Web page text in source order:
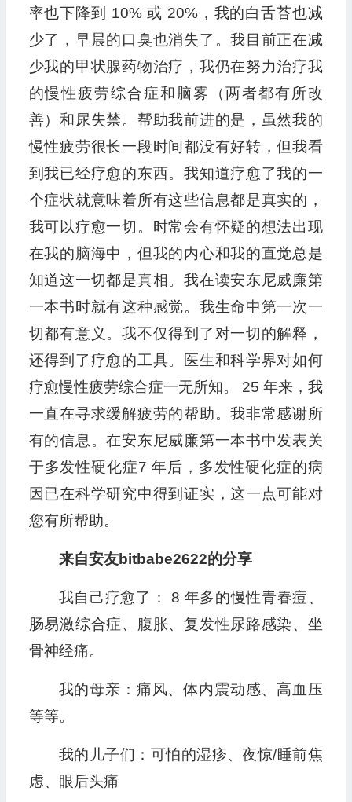
率也下降到 10% 或 20%，我的白舌苔也减
少了，早晨的口臭也消失了。我目前正在减
少我的甲状腺药物治疗，我仍在努力治疗我
的慢性疲劳综合症和脑雾（两者都有所改
善）和尿失禁。帮助我前进的是，虽然我的
慢性疲劳很长一段时间都没有好转，但我看
到我已经疗愈的东西。我知道疗愈了我的一
个症状就意味着所有这些信息都是真实的，
我可以疗愈一切。时常会有怀疑的想法出现
在我的脑海中，但我的内心和我的直觉总是
知道这一切都是真相。我在读安东尼威廉第
一本书时就有这种感觉。我生命中第一次一
切都有意义。我不仅得到了对一切的解释，
还得到了疗愈的工具。医生和科学界对如何
疗愈慢性疲劳综合症一无所知。 25 年来，我
一直在寻求缓解疲劳的帮助。我非常感谢所
有的信息。在安东尼威廉第一本书中发表关
于多发性硬化症7 年后，多发性硬化症的病
因已在科学研究中得到证实，这一点可能对
您有所帮助。
来自安友bitbabe2622的分享
我自己疗愈了： 8 年多的慢性青春痘、
肠易激综合症、腹胀、复发性尿路感染、坐
骨神经痛。
我的母亲：痛风、体内震动感、高血压
等等。
我的儿子们：可怕的湿疹、夜惊/睡前焦
虑、眼后头痛